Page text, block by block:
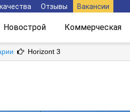
Отзывы Вакансии
Новострой Коммерческая
Horizont 3